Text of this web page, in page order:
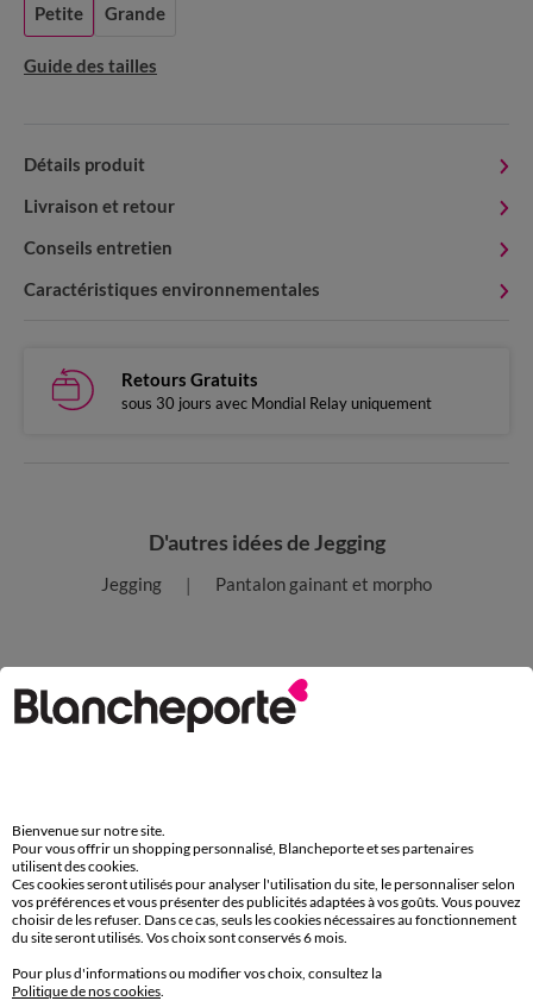
Guide des tailles
Petite Grande
Détails produit
Livraison et retour
Conseils entretien
Caractéristiques environnementales
Retours Gratuits
sous 30 jours avec Mondial Relay uniquement
D'autres idées de Jegging
Jegging Pantalon gainant et morpho
Paiement 100% sécurisé
Payez plus tard ou en plusieurs fois
Retours gratuits
sous 30 jours avec Mondial Relay uniquement
Service clients
par chat et par téléphone
de 8h00 à 20h00 du lundi au samedi
Bienvenue sur notre site.
Pour vous offrir un shopping personnalisé, Blancheporte et ses partenaires
utilisent des cookies.
Ces cookies seront utilisés pour analyser l'utilisation du site, le personnaliser selon
vos préférences et vous présenter des publicités adaptées à vos goûts. Vous pouvez
choisir de les refuser. Dans ce cas, seuls les cookies nécessaires au fonctionnement
du site seront utilisés. Vos choix sont conservés 6 mois.
Pour plus d'informations ou modifier vos choix, consultez la
Politique de nos cookies